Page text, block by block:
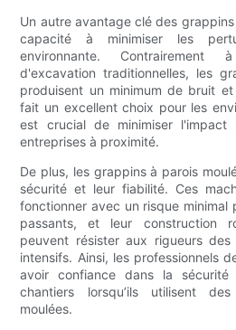
Un autre avantage clé des
capacité à minimiser les
environnante. Contrairement
d'excavation traditionnelles, les
produisent un minimum de bruit
fait un excellent choix pour les
est crucial de minimiser
entreprises à proximité.
De plus, les grappins à parois
sécurité et leur fiabilité. Ces
fonctionner avec un risque minimal
passants, et leur construction
peuvent résister aux rigueurs
intensifs. Ainsi, les professionnels
avoir confiance dans la
chantiers lorsqu’ils utilisent
moulées.